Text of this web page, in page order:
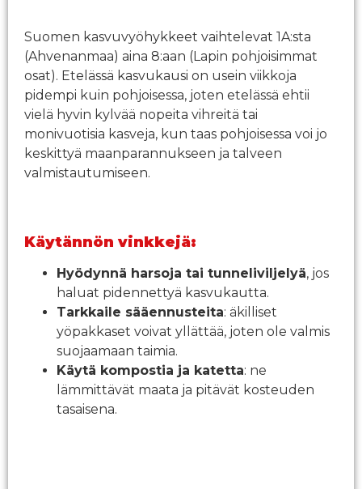
Suomen kasvuvyöhykkeet vaihtelevat 1A:sta
(Ahvenanmaa) aina 8:aan (Lapin pohjoisimmat
osat). Etelässä kasvukausi on usein viikkoja
pidempi kuin pohjoisessa, joten etelässä ehtii
vielä hyvin kylvää nopeita vihreitä tai
monivuotisia kasveja, kun taas pohjoisessa voi jo
keskittyä maanparannukseen ja talveen
valmistautumiseen.
Käytännön vinkkejä:
Hyödynnä harsoja tai tunneliviljelyä, jos
haluat pidennettyä kasvukautta.
Tarkkaile sääennusteita: äkilliset
yöpakkaset voivat yllättää, joten ole valmis
suojaamaan taimia.
Käytä kompostia ja katetta: ne
lämmittävät maata ja pitävät kosteuden
tasaisena.